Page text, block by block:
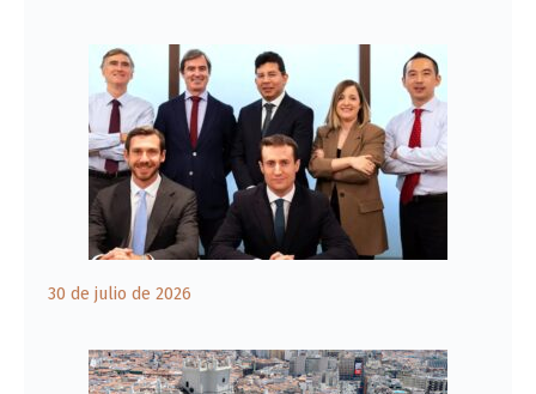
30 de julio de 2026